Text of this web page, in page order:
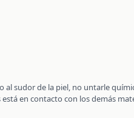
al sudor de la piel, no untarle
en contacto con los demás